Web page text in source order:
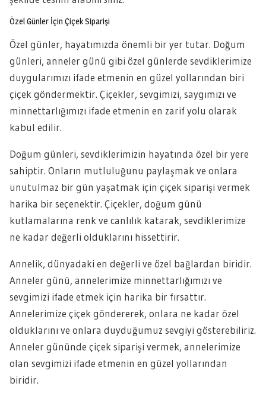
Özel Günler İçin Çiçek Siparişi
Özel günler, hayatımızda önemli bir yer tutar. Doğum
günleri, anneler günü gibi özel günlerde sevdiklerimize
duygularımızı ifade etmenin en güzel yollarından biri
çiçek göndermektir. Çiçekler, sevgimizi, saygımızı ve
minnettarlığımızı ifade etmenin en zarif yolu olarak
kabul edilir.
Doğum günleri, sevdiklerimizin hayatında özel bir yere
sahiptir. Onların mutluluğunu paylaşmak ve onlara
unutulmaz bir gün yaşatmak için çiçek siparişi vermek
harika bir seçenektir. Çiçekler, doğum günü
kutlamalarına renk ve canlılık katarak, sevdiklerimize
ne kadar değerli olduklarını hissettirir.
Annelik, dünyadaki en değerli ve özel bağlardan biridir.
Anneler günü, annelerimize minnettarlığımızı ve
sevgimizi ifade etmek için harika bir fırsattır.
Annelerimize çiçek göndererek, onlara ne kadar özel
olduklarını ve onlara duyduğumuz sevgiyi gösterebiliriz.
Anneler gününde çiçek siparişi vermek, annelerimize
olan sevgimizi ifade etmenin en güzel yollarından
biridir.